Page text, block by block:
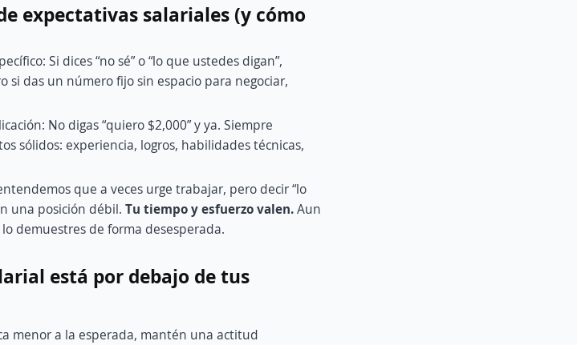
expectativas salariales (y cómo
Si dices “no sé” o “lo que ustedes digan”,
si das un número fijo sin espacio para negociar,
No digas “quiero $2,000” y ya. Siempre
sólidos: experiencia, logros, habilidades técnicas,
que a veces urge trabajar, pero decir “lo
una posición débil. Tu tiempo y esfuerzo valen.Aun
lo demuestres de forma desesperada.
está por debajo de tus
menor a la esperada, mantén una actitud